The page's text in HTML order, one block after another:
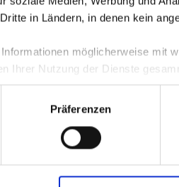
in Ländern, in denen kein
möglicherweise mit
Ihrer Nutzung der Dienste
Cookies und Marketing-Cookies
und kann jederzeit abgelehnt
Präferenzen